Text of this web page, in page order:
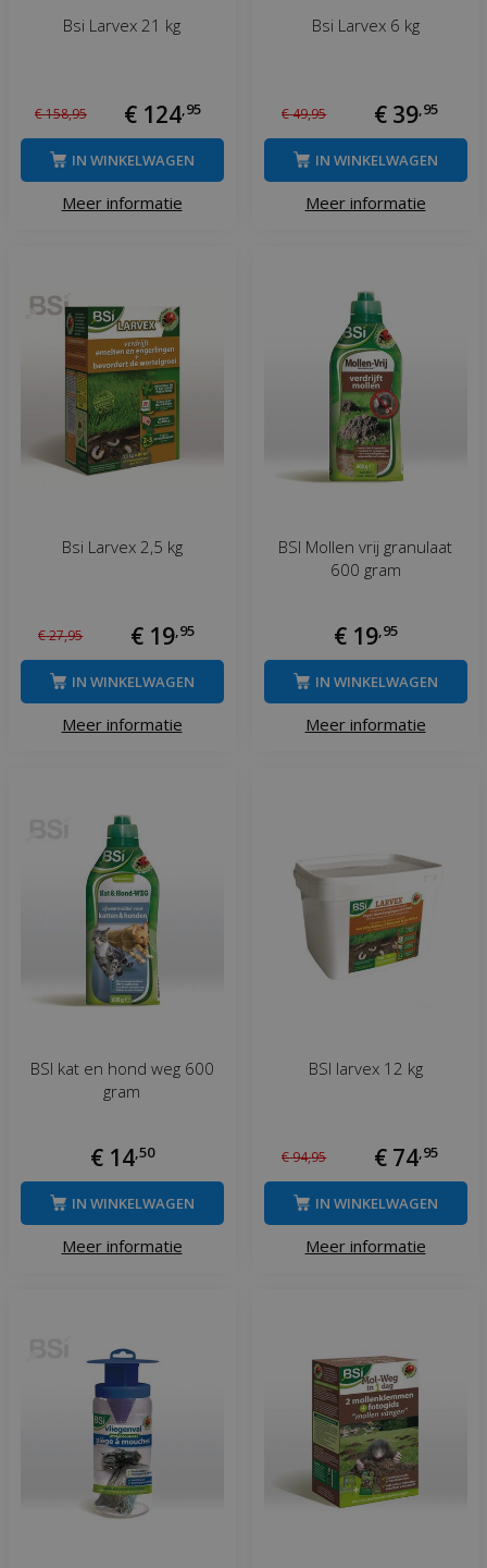
Bsi Larvex 21 kg
€158,95 € 124 95
Meer informatie
IN WINKELWAGEN
Bsi Larvex 6 kg
€49,95 € 39, 95
Meer informatie
IN WINKELWAGEN
Bsi Larvex 2,5 kg
€27,95 € 19, 95
Meer informatie
IN WINKELWAGEN
BSI Mollen vrij granulaat
600 gram
€ 19, 95
Meer informatie
IN WINKELWAGEN
BSI kat en hond weg 600
gram
€ 14 50
Meer informatie
IN WINKELWAGEN
BSI larvex 12 kg
€94,95 € 74 95
Meer informatie
IN WINKELWAGEN